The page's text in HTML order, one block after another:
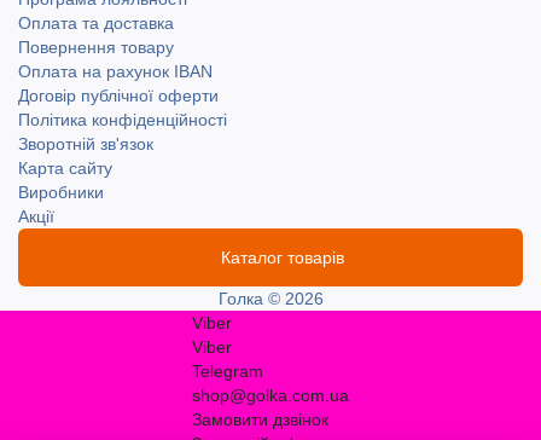
Оплата та доставка
Повернення товару
Оплата на рахунок IBAN
Договір публічної оферти
Політика конфіденційності
Зворотній зв'язок
Карта сайту
Виробники
Акції
Каталог товарів
Голка © 2026
Viber
Viber
Telegram
shop@golka.com.ua
Замовити дзвінок